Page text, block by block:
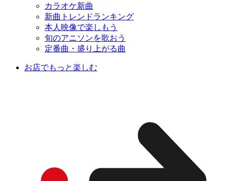
カラオケ新曲
新曲トレンドランキング
本人映像で楽しもう
旬のアニソンを歌おう
定番曲・盛り上がる曲
お店でもっと楽しむ